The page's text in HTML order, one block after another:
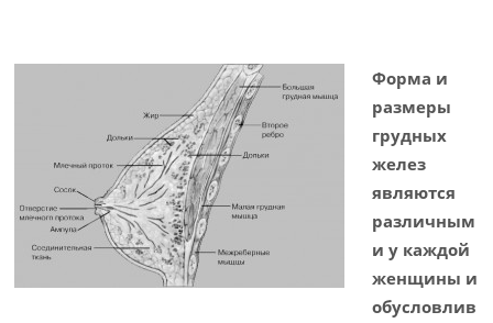
Форма и
размеры
грудных
желез
являются
различным
и у каждой
женщины и
обусловлив